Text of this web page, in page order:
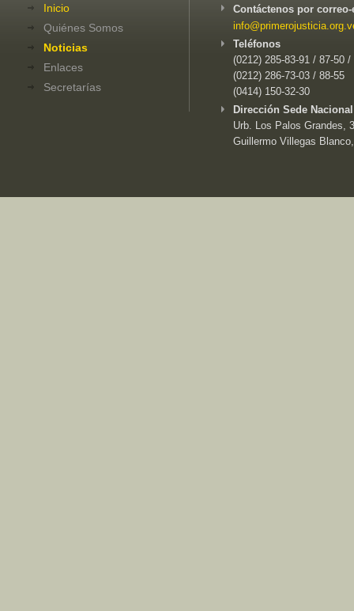
Inicio
Quiénes Somos
Noticias
Enlaces
Secretarías
Contáctenos por
Teléfonos
(0212) 285-83-91 / 87-50 /
(0212) 286-73-03 / 88-55
(0414) 150-32-30
Dirección Sede
Urb. Los Palos Grandes,
Guillermo Villegas